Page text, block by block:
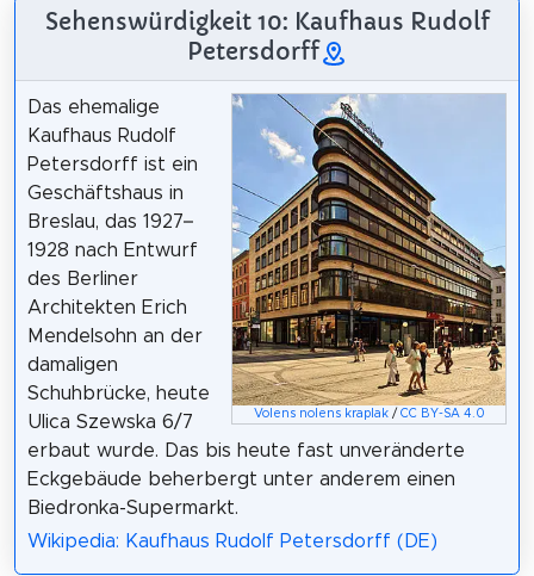
Sehenswürdigkeit 10: Kaufhaus Rudolf
Petersdorff
Volens nolens kraplak/ CC BY-SA 4.0
Das ehemalige
Kaufhaus Rudolf
Petersdorff ist ein
Geschäftshaus in
Breslau, das 1927–
1928 nach Entwurf
des Berliner
Architekten Erich
Mendelsohn an der
damaligen
Schuhbrücke, heute
Ulica Szewska 6/7
erbaut wurde. Das bis heute fast unveränderte
Eckgebäude beherbergt unter anderem einen
Biedronka-Supermarkt.
Wikipedia: Kaufhaus Rudolf Petersdorff (DE)